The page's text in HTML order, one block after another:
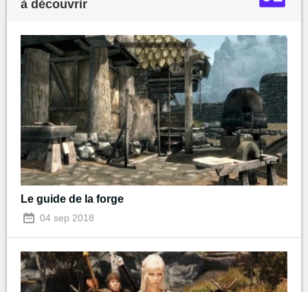
à découvrir
Le guide de la forge
04 sep 2018